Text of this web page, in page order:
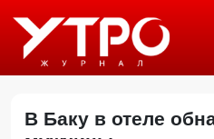
В Баку в отеле